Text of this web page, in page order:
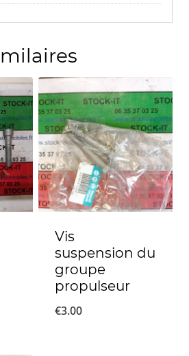
Vis
suspension du
groupe
propulseur
€3.00